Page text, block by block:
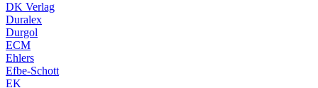
DK Verlag
Duralex
Durgol
ECM
Ehlers
Efbe-Schott
EK